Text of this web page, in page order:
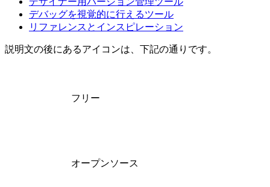
デバッグを視覚的に行えるツール
リファレンスとインスピレーション
説明文の後にあるアイコンは、下記の通りです。
フリー
オープンソース